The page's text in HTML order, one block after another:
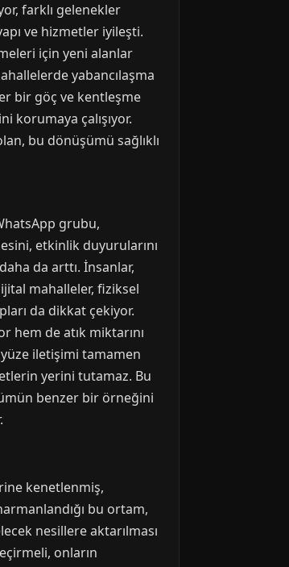
farklı gelenekler
ve hizmetler iyileşti.
için yeni alanlar
yabancılaşma
bir göç ve kentleşme
çalışıyor.
bu dönüşümü sağlıklı
grubu,
etkinlik duyurularını
da arttı. İnsanlar,
mahalleler, fiziksel
da dikkat çekiyor.
hem de atık miktarını
iletişimi tamamen
yerini tutamaz. Bu
benzer bir örneğini
kenetlenmiş,
bu ortam,
nesillere aktarılması
onların